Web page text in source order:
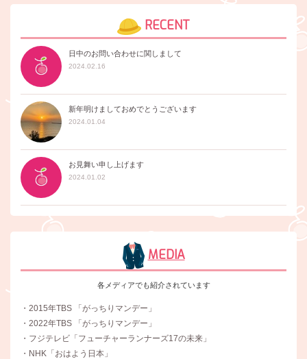
RECENT
日中のお問い合わせに関しまして
2024.02.16
新年明けましておめでとうございます
2024.01.04
お見舞い申し上げます
2024.01.02
MEDIA
各メディアでも紹介されています
・2015年TBS 「がっちりマンデー」
・2022年TBS 「がっちりマンデー」
・フジテレビ「フューチャーランナーズ17の未来」
・NHK「おはよう日本」